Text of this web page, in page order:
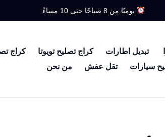
يوميًا من 8 صباحًا حتى 10 مساءً
تبديل اطارات كراج تصليح تويوتا
كراج
سيارات تقل عفش من نحن